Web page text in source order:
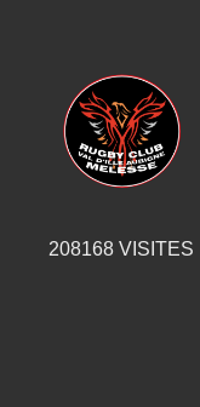
208168 VISITES